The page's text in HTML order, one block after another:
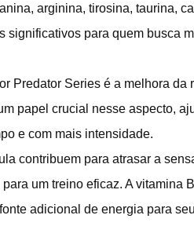
arginina, tirosina, taurina,
significativos para quem busca
Predator Series é a melhora da
papel crucial nesse aspecto,
e com mais intensidade.
contribuem para atrasar a
um treino eficaz. A vitamina
adicional de energia para